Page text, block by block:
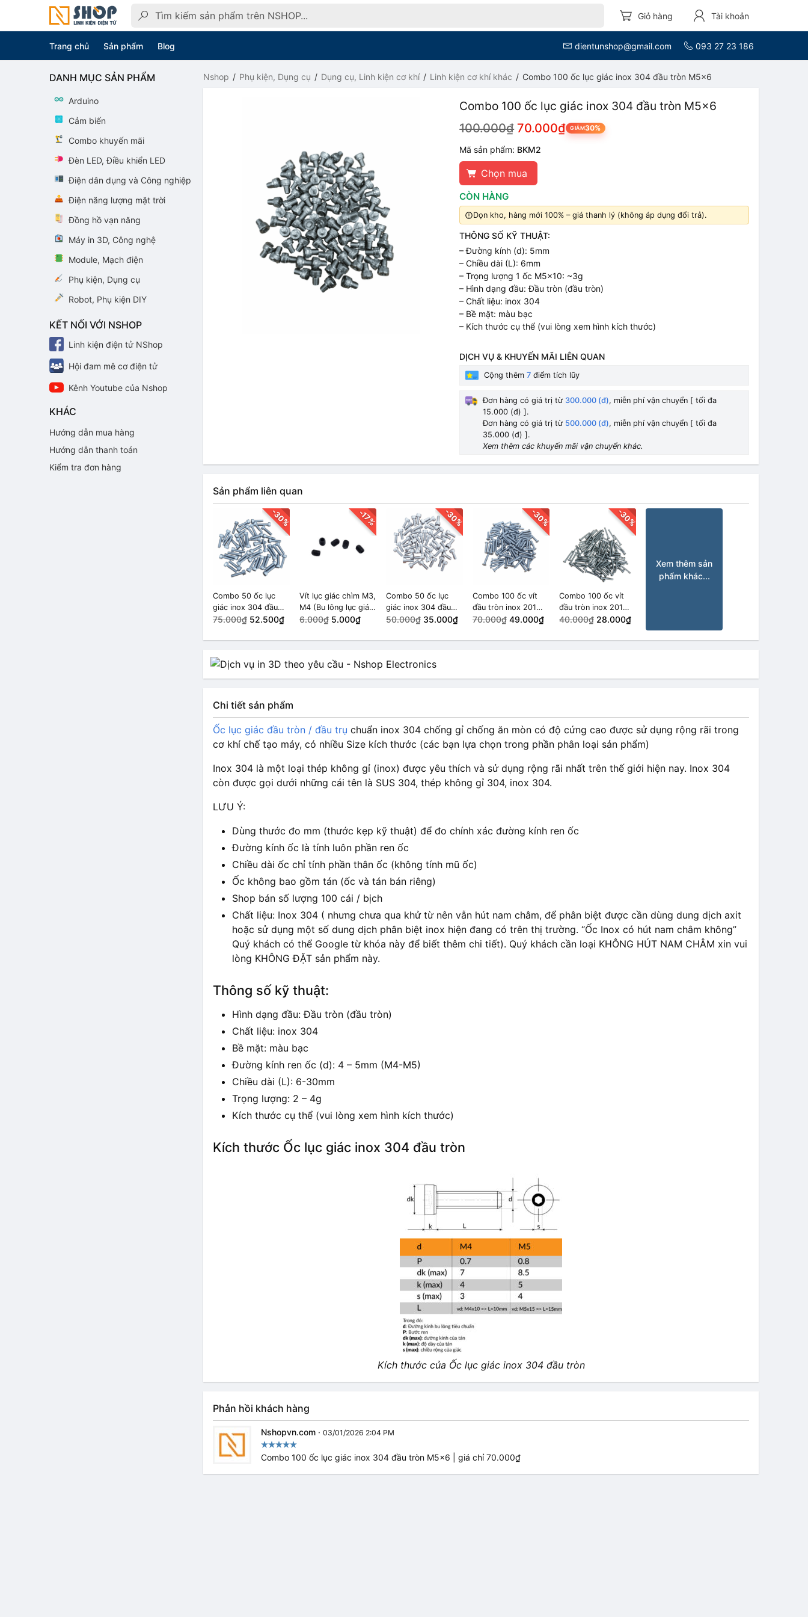
Giỏ hàng Tài khoản
Trang chủ Sản phẩm Blog dientunshop@gmail.com 093 27 23 186
Nshop Phụ kiện, Dụng cụ Dụng cụ, Linh kiện cơ khí Linh kiện cơ khí khác Combo 100 ốc lục giác inox 304 đầu tròn M5x6
Combo 100 ốc lục giác inox 304 đầu tròn M5x6
100.000₫ 70.000₫ GIẢM30%
Mã sản phẩm: BKM2
Chọn mua
CÒN HÀNG
Dọn kho, hàng mới 100% – giá thanh lý (không áp dụng đổi trả).
THÔNG SỐ KỸ THUẬT:
– Đường kính (d): 5mm
– Chiều dài (L): 6mm
– Trọng lượng 1 ốc M5x10: ~3g
– Hình dạng đầu: Đầu tròn (đầu tròn)
– Chất liệu: inox 304
– Bề mặt: màu bạc
– Kích thước cụ thể (vui lòng xem hình kích thước)
DỊCH VỤ & KHUYẾN MÃI LIÊN QUAN
Cộng thêm7 điểm tích lũy
Đơn hàng có giá trị từ 300.000 (đ), miễn phí vận chuyển [ tối đa
15.000 (đ) ].
Đơn hàng có giá trị từ 500.000 (đ), miễn phí vận chuyển [ tối đa
35.000 (đ) ].
Xem thêm các khuyến mãi vận chuyển khác.
Sản phẩm liên quan
-30%
Combo 50 ốc lục
giác inox 304 đầu
tròn M5x20
75.000₫ 52.500₫
-17%
Vít lục giác chìm M3,
M4 (Bu lông lục giác
chìm) M3x4 (10 ốc)
6.000₫ 5.000₫
-30%
Combo 50 ốc lục
giác inox 304 đầu
tròn M4x10
50.000₫ 35.000₫
-30%
Combo 100 ốc vít
đầu tròn inox 201
M4x20
70.000₫ 49.000₫
-30%
Combo 100 ốc vít
đầu tròn inox 201
M3x20
40.000₫ 28.000₫
Xem thêm sản
phẩm khác...
Chi tiết sản phẩm
Ốc lục giác đầu tròn / đầu trụ chuẩn inox 304 chống gỉ chống ăn mòn có độ cứng cao được sử dụng rộng rãi trong
cơ khí chế tạo máy, có nhiều Size kích thước (các bạn lựa chọn trong phần phân loại sản phẩm)
Inox 304 là một loại thép không gỉ (inox) được yêu thích và sử dụng rộng rãi nhất trên thế giới hiện nay. Inox 304
còn được gọi dưới những cái tên là SUS 304, thép không gỉ 304, inox 304.
LƯU Ý:
Dùng thước đo mm (thước kẹp kỹ thuật) để đo chính xác đường kính ren ốc
Đường kính ốc là tính luôn phần ren ốc
Chiều dài ốc chỉ tính phần thân ốc (không tính mũ ốc)
Ốc không bao gồm tán (ốc và tán bán riêng)
Shop bán số lượng 100 cái / bịch
Chất liệu: Inox 304 ( nhưng chưa qua khử từ nên vẫn hút nam châm, để phân biệt được cần dùng dung dịch axit
hoặc sử dụng một số dung dịch phân biệt inox hiện đang có trên thị trường. “Ốc Inox có hút nam châm không”
Quý khách có thể Google từ khóa này để biết thêm chi tiết). Quý khách cần loại KHÔNG HÚT NAM CHÂM xin vui
lòng KHÔNG ĐẶT sản phẩm này.
Thông số kỹ thuật:
Hình dạng đầu: Đầu tròn (đầu tròn)
Chất liệu: inox 304
Bề mặt: màu bạc
Đường kính ren ốc (d): 4 – 5mm (M4-M5)
Chiều dài (L): 6-30mm
Trọng lượng: 2 – 4g
Kích thước cụ thể (vui lòng xem hình kích thước)
Kích thước Ốc lục giác inox 304 đầu tròn
Kích thước của Ốc lục giác inox 304 đầu tròn
Phản hồi khách hàng
Nshopvn.com · 03/01/2026 2:04 PM
Combo 100 ốc lục giác inox 304 đầu tròn M5x6 | giá chỉ 70.000₫
DANH MỤC SẢN PHẨM
Arduino
Cảm biến
Combo khuyến mãi
Đèn LED, Điều khiển LED
Điện dân dụng và Công nghiệp
Điện năng lượng mặt trời
Đồng hồ vạn năng
Máy in 3D, Công nghệ
Module, Mạch điện
Phụ kiện, Dụng cụ
Robot, Phụ kiện DIY
KẾT NỐI VỚI NSHOP
Linh kiện điện tử NShop
Hội đam mê cơ điện tử
Kênh Youtube của Nshop
KHÁC
Hướng dẫn mua hàng
Hướng dẫn thanh toán
Kiểm tra đơn hàng